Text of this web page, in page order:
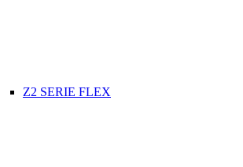
Z2 SERIE FLEX